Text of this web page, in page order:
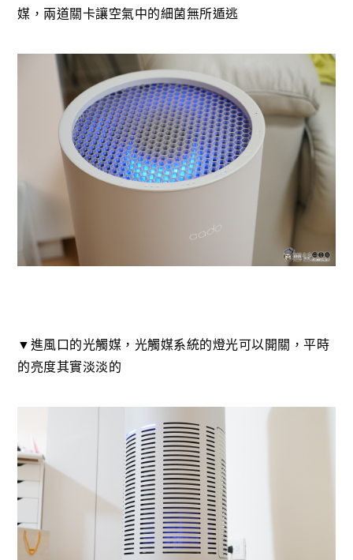
媒，兩道關卡讓空氣中的細菌無所遁逃
▼進風口的光觸媒，光觸媒系統的燈光可以開關，平時
的亮度其實淡淡的